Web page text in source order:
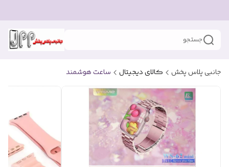
جستجو
جانبی پلاس پخش کالای دیجیتال ساعت هوشمند